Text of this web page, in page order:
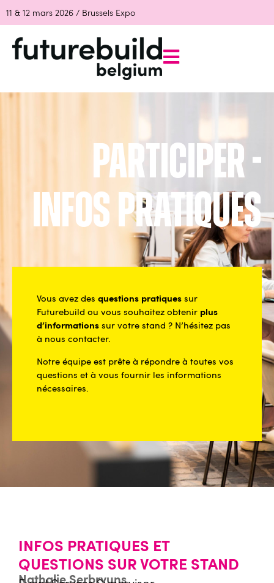
11 & 12 mars 2026 / Brussels Expo
Participer -
infos pratiques
Vous avez des questions pratiques sur
Futurebuild ou vous souhaitez obtenir plus
d’informations sur votre stand ? N’hésitez pas
à nous contacter.
Notre équipe est prête à répondre à toutes vos
questions et à vous fournir les informations
nécessaires.
INFOS PRATIQUES ET
QUESTIONS SUR VOTRE STAND
Nathalie Serbryuns